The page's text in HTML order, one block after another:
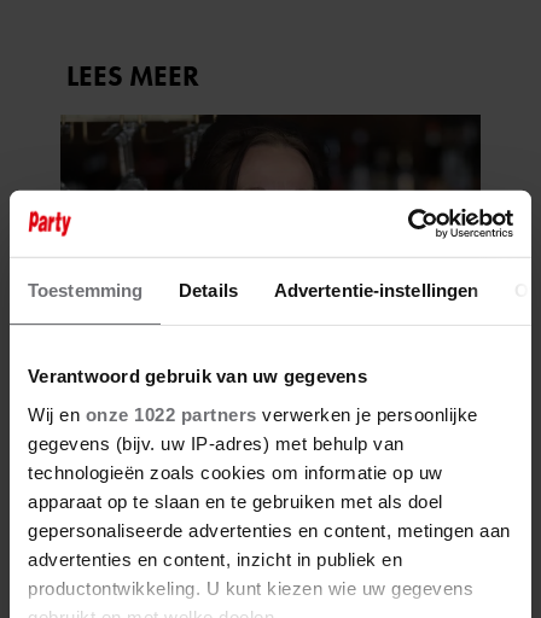
Toestemming Details Advertentie-instellingen
Verantwoord gebruik van uw gegevens
Wij en onze 1022 partners verwerken je persoonlijke
gegevens (bijv. uw IP-adres) met behulp van
technologieën zoals cookies om informatie op uw
apparaat op te slaan en te gebruiken met als doel
gepersonaliseerde advertenties en content, metingen aan
advertenties en content, inzicht in publiek en
productontwikkeling. U kunt kiezen wie uw gegevens